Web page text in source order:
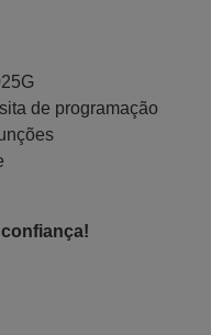
de programação